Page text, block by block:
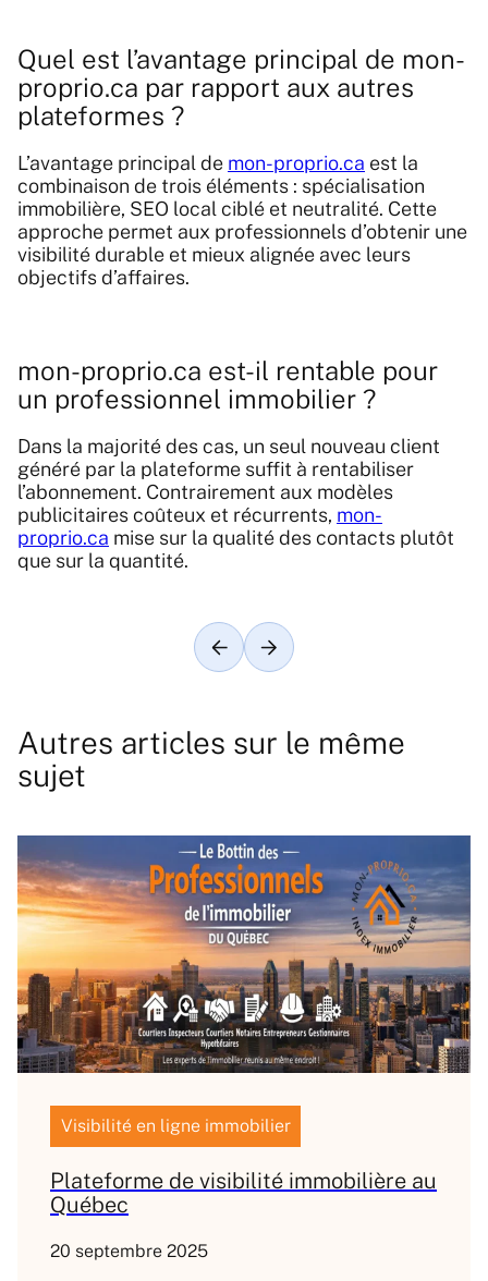
Quel est l’avantage principal de mon-
proprio.ca par rapport aux autres
plateformes ?
L’avantage principal de mon-proprio.ca est la
combinaison de trois éléments : spécialisation
immobilière, SEO local ciblé et neutralité. Cette
approche permet aux professionnels d’obtenir une
visibilité durable et mieux alignée avec leurs
objectifs d’affaires.
mon-proprio.ca est-il rentable pour
un professionnel immobilier ?
Dans la majorité des cas, un seul nouveau client
généré par la plateforme suffit à rentabiliser
l’abonnement. Contrairement aux modèles
publicitaires coûteux et récurrents, mon-
proprio.ca mise sur la qualité des contacts plutôt
que sur la quantité.
Article précédent
Article suivant
Autres articles sur le même
sujet
Visibilité en ligne immobilier
Plateforme de visibilité immobilière au
Québec
20 septembre 2025